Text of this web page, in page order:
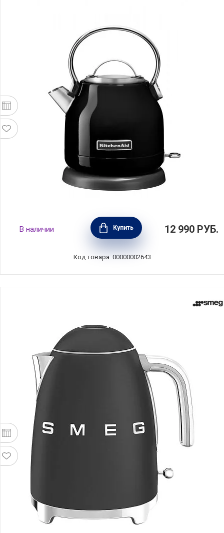
Чайник электрический 1,25 л, черный,
Kitchen Aid, 5KEK1222EOB
В наличии Купить 12 990 РУБ.
Код товара: 00000002643